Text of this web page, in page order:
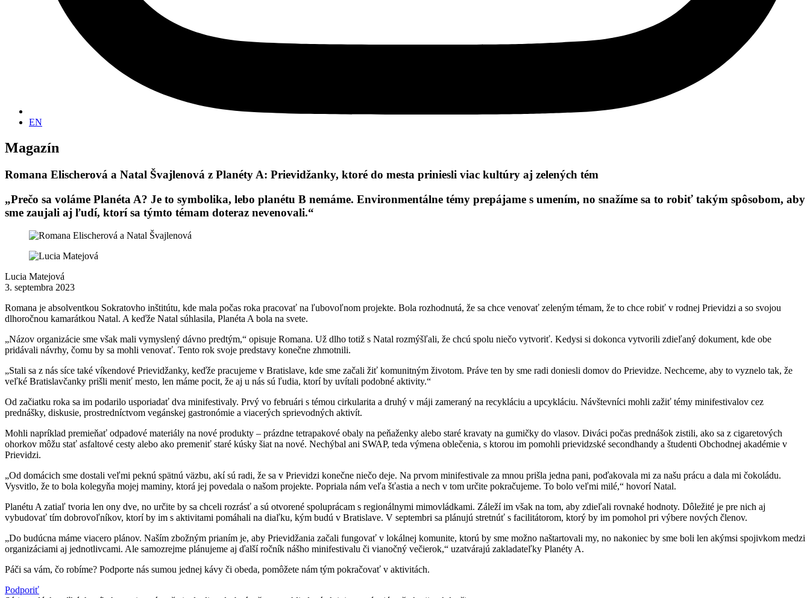
EN
Magazín
Romana Elischerová a Natal Švajlenová z Planéty A: Prievidžanky, ktoré do mesta priniesli viac kultúry aj zelených tém
„Prečo sa voláme Planéta A? Je to symbolika, lebo planétu B nemáme. Environmentálne témy prepájame s umením, no snažíme sa to robiť takým spôsobom, aby
sme zaujali aj ľudí, ktorí sa týmto témam doteraz nevenovali.“
Lucia Matejová
3. septembra 2023
Romana je absolventkou Sokratovho inštitútu, kde mala počas roka pracovať na ľubovoľnom projekte. Bola rozhodnutá, že sa chce venovať zeleným témam, že to chce robiť v rodnej Prievidzi a so svojou
dlhoročnou kamarátkou Natal. A keďže Natal súhlasila, Planéta A bola na svete.
„Názov organizácie sme však mali vymyslený dávno predtým,“ opisuje Romana. Už dlho totiž s Natal rozmýšľali, že chcú spolu niečo vytvoriť. Kedysi si dokonca vytvorili zdieľaný dokument, kde obe
pridávali návrhy, čomu by sa mohli venovať. Tento rok svoje predstavy konečne zhmotnili.
„Stali sa z nás síce také víkendové Prievidžanky, keďže pracujeme v Bratislave, kde sme začali žiť komunitným životom. Práve ten by sme radi doniesli domov do Prievidze. Nechceme, aby to vyznelo tak, že
veľké Bratislavčanky prišli meniť mesto, len máme pocit, že aj u nás sú ľudia, ktorí by uvítali podobné aktivity.“
Od začiatku roka sa im podarilo usporiadať dva minifestivaly. Prvý vo februári s témou cirkularita a druhý v máji zameraný na recykláciu a upcykláciu. Návštevníci mohli zažiť témy minifestivalov cez
prednášky, diskusie, prostredníctvom vegánskej gastronómie a viacerých sprievodných aktivít.
Mohli napríklad premieňať odpadové materiály na nové produkty – prázdne tetrapakové obaly na peňaženky alebo staré kravaty na gumičky do vlasov. Diváci počas prednášok zistili, ako sa z cigaretových
ohorkov môžu stať asfaltové cesty alebo ako premeniť staré kúsky šiat na nové. Nechýbal ani SWAP, teda výmena oblečenia, s ktorou im pomohli prievidzské secondhandy a študenti Obchodnej akadémie v
Prievidzi.
„Od domácich sme dostali veľmi peknú spätnú väzbu, akí sú radi, že sa v Prievidzi konečne niečo deje. Na prvom minifestivale za mnou prišla jedna pani, poďakovala mi za našu prácu a dala mi čokoládu.
Vysvitlo, že to bola kolegyňa mojej maminy, ktorá jej povedala o našom projekte. Popriala nám veľa šťastia a nech v tom určite pokračujeme. To bolo veľmi milé,“ hovorí Natal.
Planétu A zatiaľ tvoria len ony dve, no určite by sa chceli rozrásť a sú otvorené spoluprácam s regionálnymi mimovládkami. Záleží im však na tom, aby zdieľali rovnaké hodnoty. Dôležité je pre nich aj
vybudovať tím dobrovoľníkov, ktorí by im s aktivitami pomáhali na diaľku, kým budú v Bratislave. V septembri sa plánujú stretnúť s facilitátorom, ktorý by im pomohol pri výbere nových členov.
„Do budúcna máme viacero plánov. Naším zbožným prianím je, aby Prievidžania začali fungovať v lokálnej komunite, ktorú by sme možno naštartovali my, no nakoniec by sme boli len akýmsi spojivkom medzi
organizáciami aj jednotlivcami. Ale samozrejme plánujeme aj ďalší ročník nášho minifestivalu či vianočný večierok,“ uzatvárajú zakladateľky Planéty A.
Páči sa vám, čo robíme? Podporte nás sumou jednej kávy či obeda, pomôžete nám tým pokračovať v aktivitách.
Podporiť